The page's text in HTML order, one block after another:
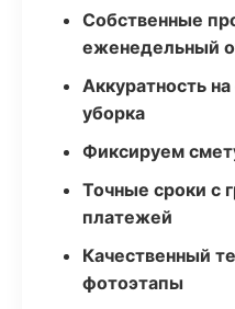
Собственные
еженедельный
Аккуратность
уборка
Фиксируем
Точные сроки с
платежей
Качественный
фотоэтапы